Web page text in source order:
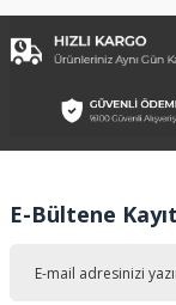
Görüş ve
Ürün
Ürün
Bu ürüne benzer
E-Bültene